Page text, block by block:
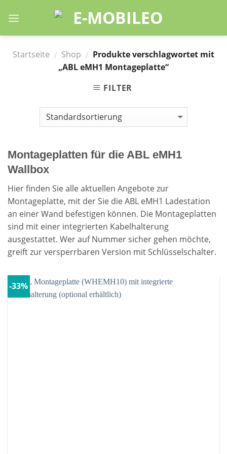
Startseite / Shop / Produkte verschlagwortet mit
„ABL eMH1 Montageplatte“
FILTER
Montageplatten für die ABL eMH1
Wallbox
Hier finden Sie alle aktuellen Angebote zur
Montageplatte, mit der Sie die ABL eMH1 Ladestation
an einer Wand befestigen können. Die Montageplatten
sind mit einer integrierten Kabelhalterung
ausgestattet. Wer auf Nummer sicher gehen möchte,
greift zur versperrbaren Version mit Schlüsselschalter.
-33%